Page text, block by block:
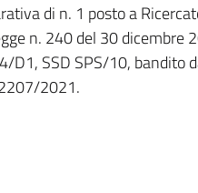
di n. 1 posto a
n. 240 del 30 dicembre
D1, SSD SPS/10, bandito
2021.